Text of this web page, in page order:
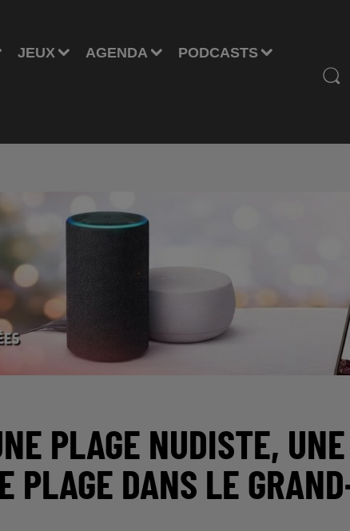
JEUX AGENDA PODCASTS
PLAGE NUDISTE, UNE
PLAGE DANS LE